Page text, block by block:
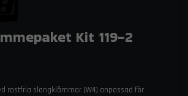
Kit 119-2
rostfria slangklämmor (W4) anpassad för